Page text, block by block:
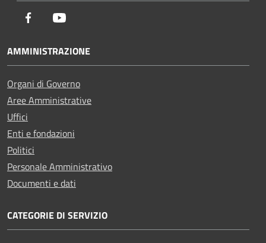
Facebook
AMMINISTRAZIONE
Organi di Governo
Aree Amministrative
Uffici
Enti e fondazioni
Politici
Personale Amministrativo
Documenti e dati
CATEGORIE DI SERVIZIO